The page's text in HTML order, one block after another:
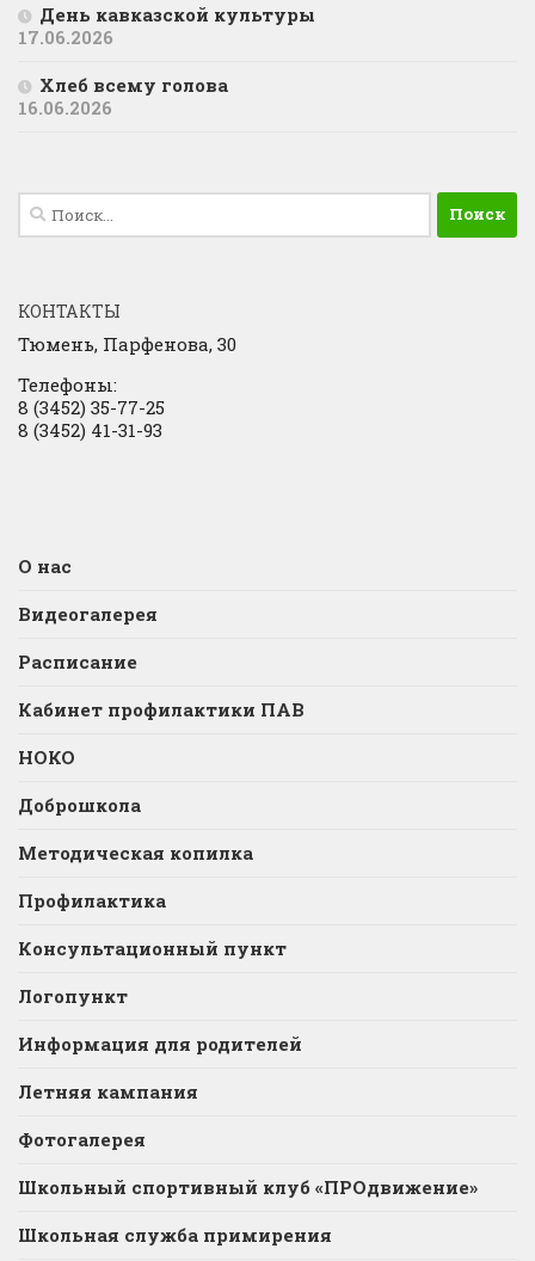
День кавказской культуры
17.06.2026
Хлеб всему голова
16.06.2026
Найти:
КОНТАКТЫ
Тюмень, Парфенова, 30
Телефоны:
8 (3452) 35-77-25
8 (3452) 41-31-93
О нас
Видеогалерея
Расписание
Кабинет профилактики ПАВ
НОКО
Доброшкола
Методическая копилка
Профилактика
Консультационный пункт
Логопункт
Информация для родителей
Летняя кампания
Фотогалерея
Школьный спортивный клуб «ПРОдвижение»
Школьная служба примирения